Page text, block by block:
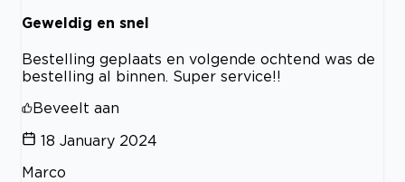
Geweldig en snel
Bestelling geplaats en volgende ochtend was de
bestelling al binnen. Super service!!
Beveelt aan
18 January 2024
Marco